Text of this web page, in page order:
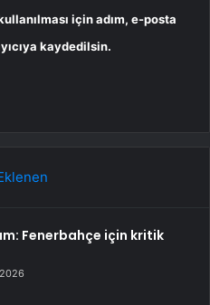
için adım, e-posta
kaydedilsin.
Fenerbahçe için kritik